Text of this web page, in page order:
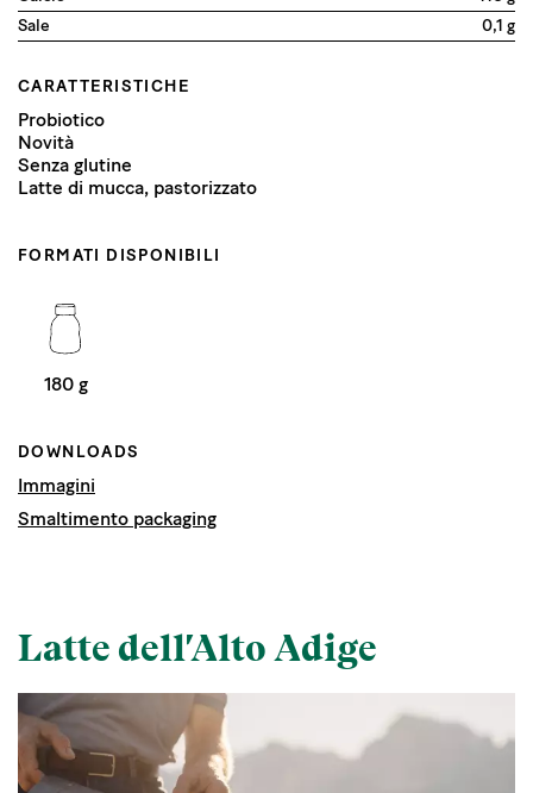
Sale
0,1 g
CARATTERISTICHE
Probiotico
Novità
Senza glutine
Latte di mucca, pastorizzato
FORMATI DISPONIBILI
180 g
DOWNLOADS
Immagini
Smaltimento packaging
Latte dell'Alto Adige